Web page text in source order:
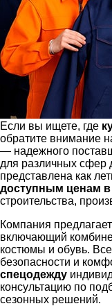
Если вы ищете, где
обратите внимание
— надежного
для различных сфер
представлена как
доступным ценам
строительства,
Компания
включающий
костюмы и обувь.
безопасности и
спецодежду
консультацию по
сезонных решений.